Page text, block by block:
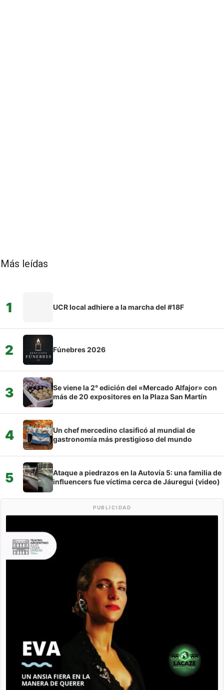
Más leídas
1 UCR local adhiere a la marcha del #18F
2 Fúnebres 2026
3
Se viene la 2° edición del «Mercado Alfajor» con
más de 20 expositores en la Plaza San Martín
4
Un chef mercedino clasificó al mundial de
gastronomía más prestigioso del mundo
5
Ataque a piedrazos en la Autovía 5: una familia de
influencers fue víctima cerca de Jáuregui (video)
PUBLICIDAD